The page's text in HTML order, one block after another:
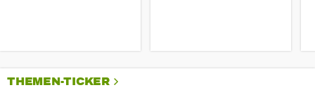
THEMEN-TICKER